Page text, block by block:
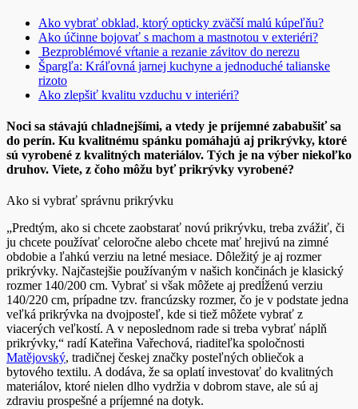
Ako vybrať obklad, ktorý opticky zväčší malú kúpeľňu?
Ako účinne bojovať s machom a mastnotou v exteriéri?
Bezproblémové vŕtanie a rezanie závitov do nerezu
Špargľa: Kráľovná jarnej kuchyne a jednoduché talianske
rizoto
Ako zlepšiť kvalitu vzduchu v interiéri?
Noci sa stávajú chladnejšími, a vtedy je príjemné zababušiť sa
do perín. Ku kvalitnému spánku pomáhajú aj prikrývky, ktoré
sú vyrobené z kvalitných materiálov. Tých je na výber niekoľko
druhov. Viete, z čoho môžu byť prikrývky vyrobené?
Ako si vybrať správnu prikrývku
„Predtým, ako si chcete zaobstarať novú prikrývku, treba zvážiť, či
ju chcete používať celoročne alebo chcete mať hrejivú na zimné
obdobie a ľahkú verziu na letné mesiace. Dôležitý je aj rozmer
prikrývky. Najčastejšie používaným v našich končinách je klasický
rozmer 140/200 cm. Vybrať si však môžete aj predĺženú verziu
140/220 cm, prípadne tzv. francúzsky rozmer, čo je v podstate jedna
veľká prikrývka na dvojposteľ, kde si tiež môžete vybrať z
viacerých veľkostí. A v neposlednom rade si treba vybrať náplň
prikrývky,“ radí Kateřina Vařechová, riaditeľka spoločnosti
Matějovský, tradičnej českej značky posteľných obliečok a
bytového textilu. A dodáva, že sa oplatí investovať do kvalitných
materiálov, ktoré nielen dlho vydržia v dobrom stave, ale sú aj
zdraviu prospešné a príjemné na dotyk.